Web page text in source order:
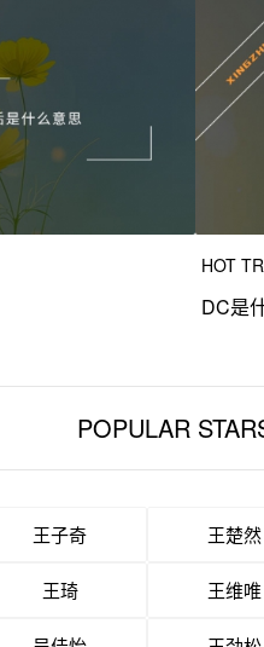
HOT
DC是
POPULAR
王子奇 王楚然
王琦 王维唯